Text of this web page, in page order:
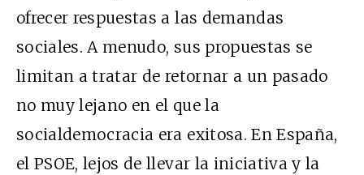
ofrecer respuestas a las demandas
sociales. A menudo, sus propuestas se
limitan a tratar de retornar a un pasado
no muy lejano en el que la
socialdemocracia era exitosa. En España,
el PSOE, lejos de llevar la iniciativa y la